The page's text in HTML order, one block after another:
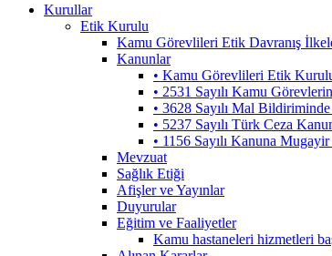
Kurullar
Etik Kurulu
Kamu Görevlileri Etik Davranış
Kanunlar
• Kamu Görevlileri Etik Kurulu
• 2531 Sayılı Kamu
• 3628 Sayılı Mal
• 5237 Sayılı Türk Ceza
• 1156 Sayılı Kanuna
Mevzuat
Sağlık Etiği
Afişler ve Yayınlar
Duyurular
Eğitim ve Faaliyetler
Kamu hastaneleri hizmetleri